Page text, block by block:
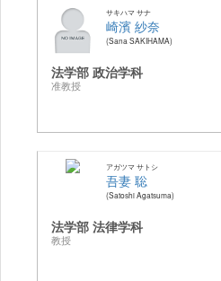
サキハマ サナ
崎濱 紗奈
Sana SAKIHAMA
法学部 政治学科
准教授
アガツマ サトシ
吾妻 聡
Satoshi Agatsuma
法学部 法律学科
教授